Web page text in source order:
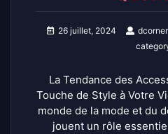
26 juillet, 2024 dcorner
La Tendance des
Touche de Style à Votre
monde de la mode et du
jouent un rôle